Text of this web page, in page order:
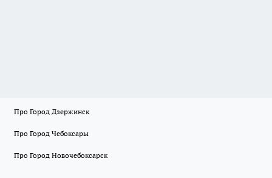
Про Город Дзержинск
Про Город Чебоксары
Про Город Новочебоксарск